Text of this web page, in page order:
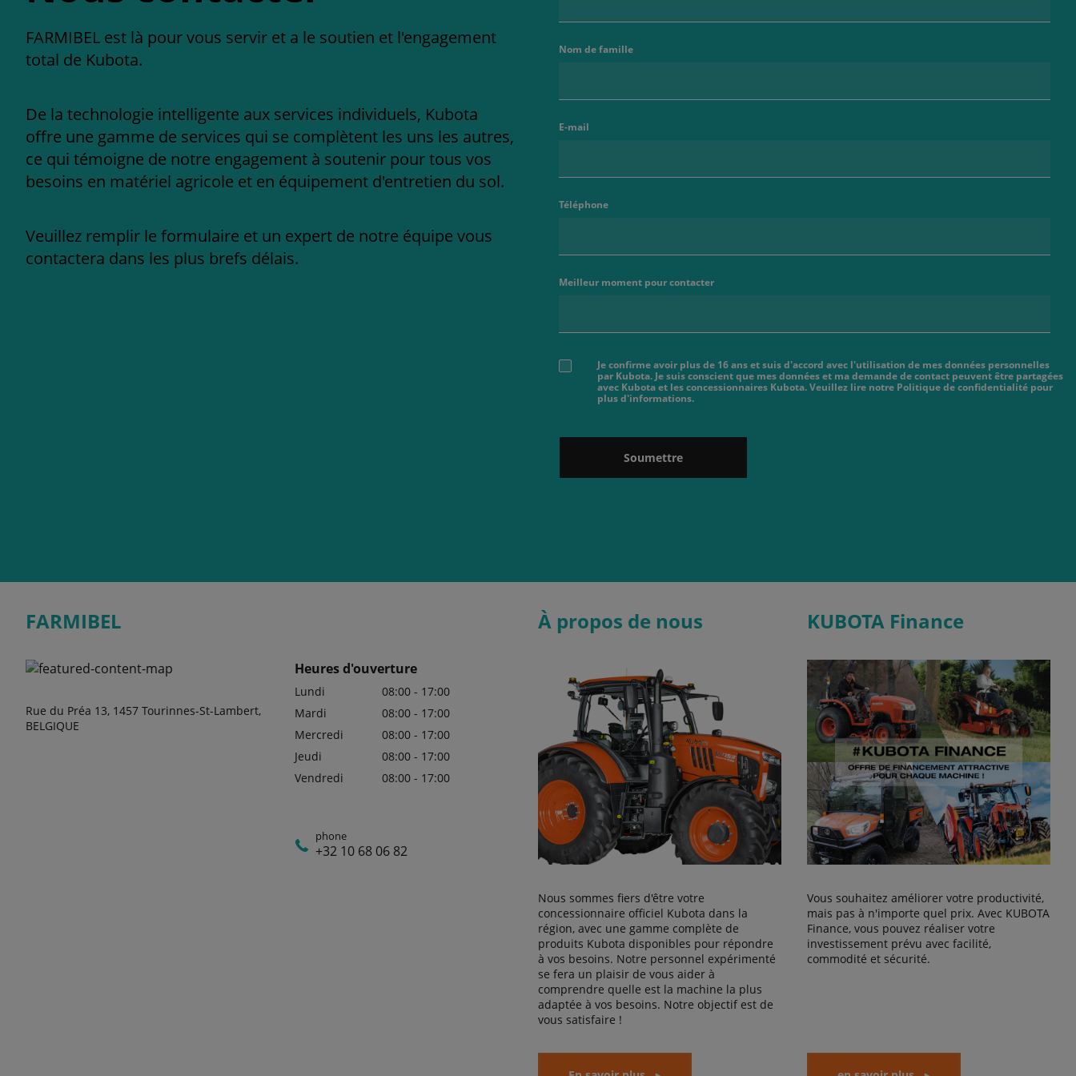
FARMIBEL est là pour vous servir et a le soutien et l'engagement
total de Kubota.
De la technologie intelligente aux services individuels, Kubota
offre une gamme de services qui se complètent les uns les autres,
ce qui témoigne de notre engagement à soutenir pour tous vos
besoins en matériel agricole et en équipement d'entretien du sol.
Veuillez remplir le formulaire et un expert de notre équipe vous
contactera dans les plus brefs délais.
Nom de famille
E-mail
Téléphone
Meilleur moment pour contacter
Je confirme avoir plus de 16 ans et suis d'accord avec l'utilisation de mes données personnelles
par Kubota. Je suis conscient que mes données et ma demande de contact peuvent être partagées
avec Kubota et les concessionnaires Kubota. Veuillez lire notre Politique de confidentialité pour
plus d'informations.
Soumettre
FARMIBEL
Rue du Préa 13, 1457 Tourinnes-St-Lambert,
BELGIQUE
Heures d'ouverture
Lundi
08:00 - 17:00
Mardi
08:00 - 17:00
Mercredi
08:00 - 17:00
Jeudi
08:00 - 17:00
Vendredi
08:00 - 17:00
phone
+32 10 68 06 82
À propos de nous
Nous sommes fiers d'être votre
concessionnaire officiel Kubota dans la
région, avec une gamme complète de
produits Kubota disponibles pour répondre
à vos besoins. Notre personnel expérimenté
se fera un plaisir de vous aider à
comprendre quelle est la machine la plus
adaptée à vos besoins. Notre objectif est de
vous satisfaire !
KUBOTA Finance
Vous souhaitez améliorer votre productivité,
mais pas à n'importe quel prix. Avec KUBOTA
Finance, vous pouvez réaliser votre
investissement prévu avec facilité,
commodité et sécurité.